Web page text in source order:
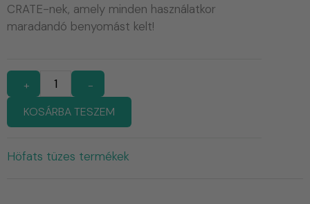
CRATE-nek, amely minden használatkor
maradandó benyomást kelt!
+
-
KOSÁRBA TESZEM
Höfats tüzes termékek